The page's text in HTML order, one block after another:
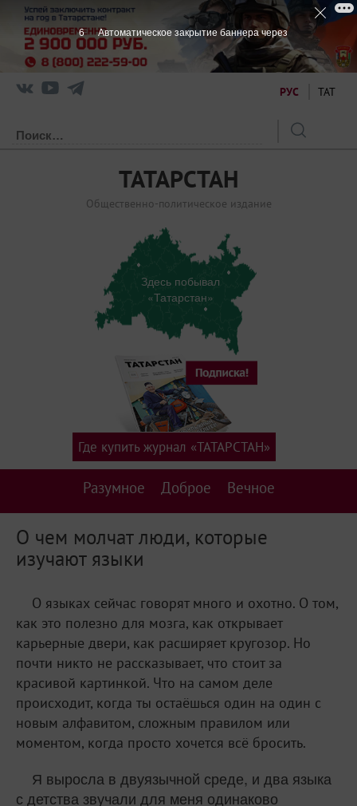
РУС ТАТ
ТАТАРСТАН
Общественно-политическое издание
Здесь побывал
«Татарстан»
Разумное Доброе Вечное
Где купить журнал «ТАТАРСТАН»
О чем молчат люди, которые
изучают языки
О языках сейчас говорят много и охотно. О том,
как это полезно для мозга, как открывает
карьерные двери, как расширяет кругозор. Но
почти никто не рассказывает, что стоит за
красивой картинкой. Что на самом деле
происходит, когда ты остаёшься один на один с
новым алфавитом, сложным правилом или
моментом, когда просто хочется всё бросить.
Я выросла в двуязычной среде, и два языка
с детства звучали для меня одинаково
5 Автоматическое закрытие баннера через